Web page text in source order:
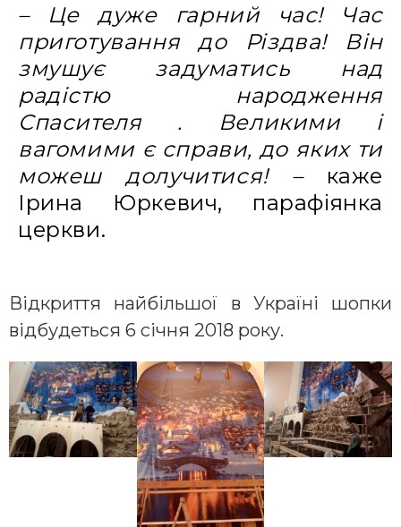
– Це дуже гарний час! Час
приготування до Різдва! Він
змушує задуматись над
радістю народження
Спасителя . Великими і
вагомими є справи, до яких ти
можеш долучитися! –каже
Ірина Юркевич, парафіянка
церкви.
Відкриття найбільшої в Україні шопки
відбудеться 6 січня 2018 року.